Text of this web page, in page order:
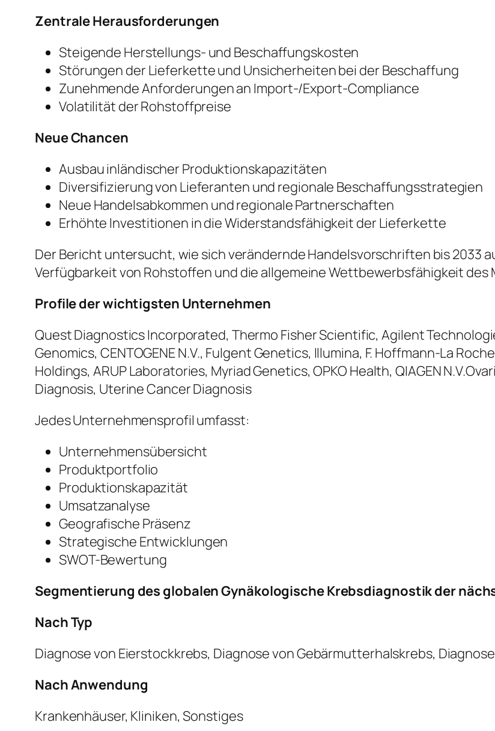
Zentrale Herausforderungen
Steigende Herstellungs- und Beschaffungskosten
Störungen der Lieferkette und Unsicherheiten bei der Beschaffung
Zunehmende Anforderungen an Import-/Export-Compliance
Volatilität der Rohstoffpreise
Neue Chancen
Ausbau inländischer Produktionskapazitäten
Diversifizierung von Lieferanten und regionale Beschaffungsstrategien
Neue Handelsabkommen und regionale Partnerschaften
Erhöhte Investitionen in die Widerstandsfähigkeit der Lieferkette
Der Bericht untersucht, wie sich verändernde Handelsvorschriften bis 2033
Verfügbarkeit von Rohstoffen und die allgemeine Wettbewerbsfähigkeit des
Profile der wichtigsten Unternehmen
Quest Diagnostics Incorporated, Thermo Fisher Scientific, Agilent
Genomics, CENTOGENE N.V., Fulgent Genetics, Illumina, F. Hoffmann-La
Holdings, ARUP Laboratories, Myriad Genetics, OPKO Health, QIAGEN
Diagnosis, Uterine Cancer Diagnosis
Jedes Unternehmensprofil umfasst:
Unternehmensübersicht
Produktportfolio
Produktionskapazität
Umsatzanalyse
Geografische Präsenz
Strategische Entwicklungen
SWOT-Bewertung
Segmentierung des globalen Gynäkologische Krebsdiagnostik der
Nach Typ
Diagnose von Eierstockkrebs, Diagnose von Gebärmutterhalskrebs,
Nach Anwendung
Krankenhäuser, Kliniken, Sonstiges